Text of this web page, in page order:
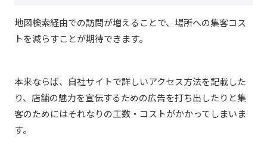
地図検索経由での訪問が増えることで、場所への集客コス
トを減らすことが期待できます。
本来ならば、自社サイトで詳しいアクセス方法を記載した
り、店舗の魅力を宣伝するための広告を打ち出したりと集
客のためにはそれなりの工数・コストがかかってしまいま
す。